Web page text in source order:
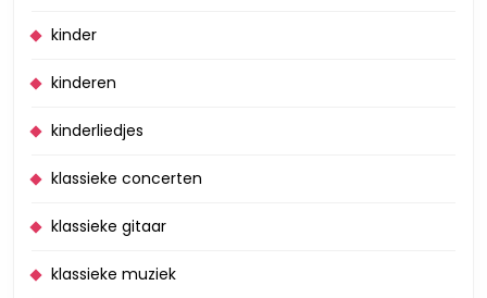
kinder
kinderen
kinderliedjes
klassieke concerten
klassieke gitaar
klassieke muziek